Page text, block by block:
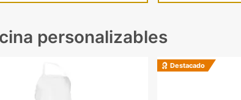
personalizables
Destacado